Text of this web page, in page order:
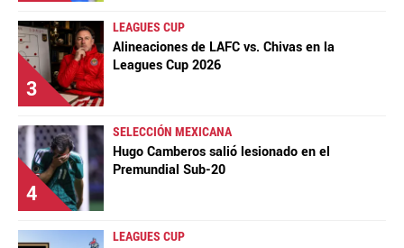
3
LEAGUES CUP
Alineaciones de LAFC vs. Chivas en la
Leagues Cup 2026
4
SELECCIÓN MEXICANA
Hugo Camberos salió lesionado en el
Premundial Sub-20
LEAGUES CUP